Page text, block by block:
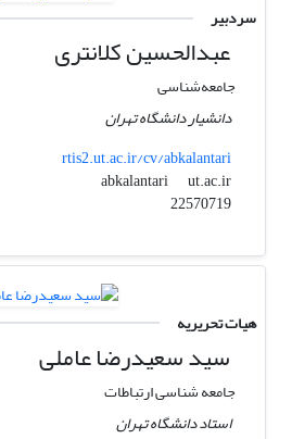
سردبیر
عبدالحسین کلانتری
جامعه‌شناسی
دانشیار دانشگاه تهران
rtis2.ut.ac.ir/cv/abkalantari
abkalantari
ut.ac.ir
22570719
هیات تحریریه
سید سعیدرضا عاملی
جامعه شناسی ارتباطات
استاد دانشگاه تهران